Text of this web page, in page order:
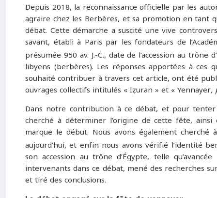
Depuis 2018, la reconnaissance officielle par les
agraire chez les Berbères, et sa promotion en tant
débat. Cette démarche a suscité une vive
savant, établi à Paris par les fondateurs de
présumée 950 av. J.-C., date de l’accession au trône
libyens (berbères). Les réponses apportées à ces
souhaité contribuer à travers cet article, ont été
ouvrages collectifs intitulés « Iẓuran » et « Yennayer,
Dans notre contribution à ce débat, et pour
cherché à déterminer l’origine de cette fête,
marque le début. Nous avons également
aujourd’hui, et enfin nous avons vérifié l’identité
son accession au trône d’Égypte, telle
intervenants dans ce débat, mené des recherches
et tiré des conclusions.